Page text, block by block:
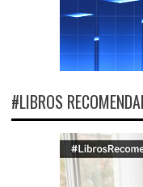
#LIBROS